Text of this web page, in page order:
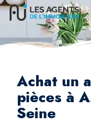
Achat un
pièces à
Seine